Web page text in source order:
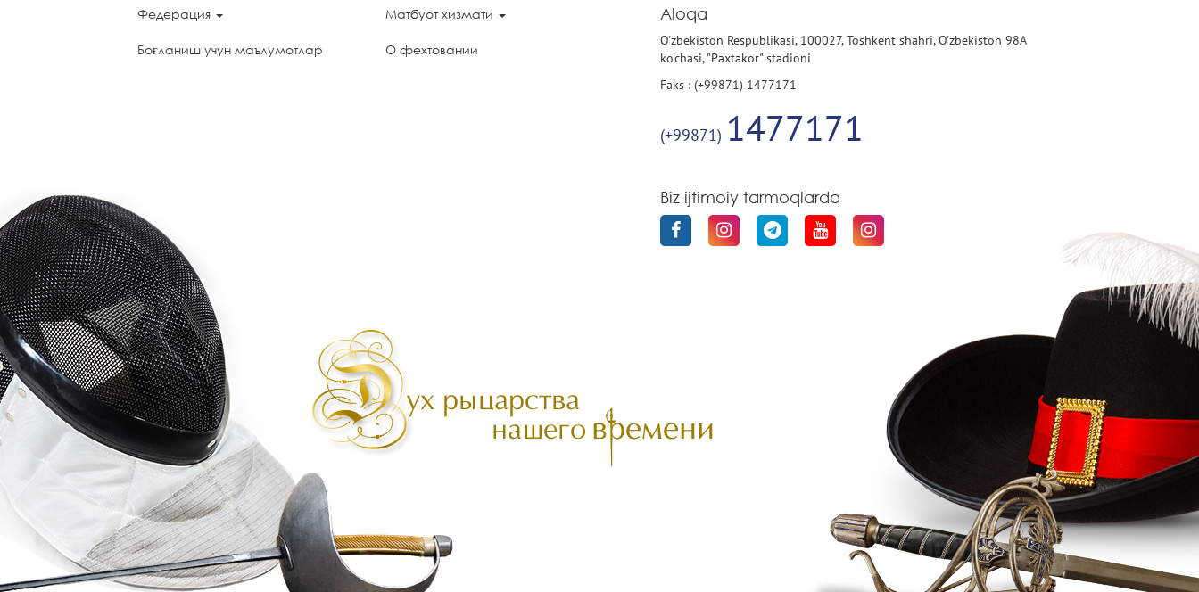
Федерация Матбуот хизмати
Боғланиш учун маълумотлар О фехтовании
Aloqa
O'zbekiston Respublikasi, 100027, Toshkent shahri, O'zbekiston 98A
ko'chasi, "Paxtakor" stadioni
Faks : (+99871) 1477171
(+99871) 1477171
Biz ijtimoiy tarmoqlarda